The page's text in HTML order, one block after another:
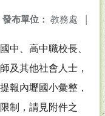
發布單位： 教務處 |
中、高中職校長、
及其他社會人士，
報內壢國小彙整，
制，請見附件之